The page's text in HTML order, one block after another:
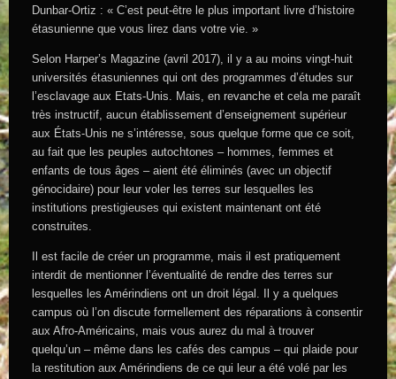
Dunbar-Ortiz : « C’est peut-être le plus important livre d’histoire
étasunienne que vous lirez dans votre vie. »
Selon Harper’s Magazine (avril 2017), il y a au moins vingt-huit
universités étasuniennes qui ont des programmes d’études sur
l’esclavage aux Etats-Unis. Mais, en revanche et cela me paraît
très instructif, aucun établissement d’enseignement supérieur
aux États-Unis ne s’intéresse, sous quelque forme que ce soit,
au fait que les peuples autochtones – hommes, femmes et
enfants de tous âges – aient été éliminés (avec un objectif
génocidaire) pour leur voler les terres sur lesquelles les
institutions prestigieuses qui existent maintenant ont été
construites.
Il est facile de créer un programme, mais il est pratiquement
interdit de mentionner l’éventualité de rendre des terres sur
lesquelles les Amérindiens ont un droit légal. Il y a quelques
campus où l’on discute formellement des réparations à consentir
aux Afro-Américains, mais vous aurez du mal à trouver
quelqu’un – même dans les cafés des campus – qui plaide pour
la restitution aux Amérindiens de ce qui leur a été volé par les